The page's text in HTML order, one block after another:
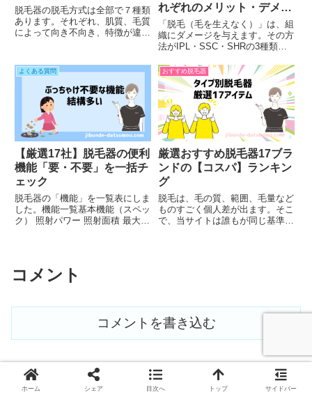
脱毛器の脱毛方式は全部で７種類
あります。それぞれ、肌質、毛質
によって向き不向き、特徴が違い
おすすめなのか？そのあたりをま
とめてみました。レーザー方式の
おすすめ脱毛器家庭用のレーザ
れぞれのメリット・デメリ
ット
「脱毛（毛を生えなく）」は、組
織にダメージを与えます。その方
法がIPL・SSC・SHRの3種類。
特徴があります。
よくある質問
【厳選17社】脱毛器の便利
機能「要・不要」を一括チ
ェック
脱毛器の「機能」を一覧表にしま
した。機能一覧基本機能（スペッ
ク） 照射パワー 照射面積 最大照
比較表 照射速度照射速度は気に
しなくていいです。僕の脱毛...
おすすめ脱毛器
厳選おすすめ脱毛器17ブラ
ンドの【コスパ】ランキン
グ
脱毛は、毛の質、範囲、毛量など
ものすごく個人差が出ます。そこ
で、当サイトは誰もが同じ基準で
コメント
コメントを書き込む
ホーム シェア 目次へ トップ サイドバー